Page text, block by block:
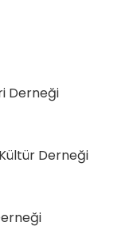
Derneği
Derneği